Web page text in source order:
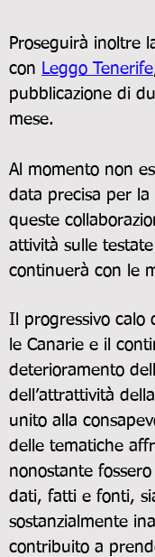
Proseguirà inoltre
con Leggo Tenerife
pubblicazione di
mese.
Al momento non
data precisa per la
queste
attività sulle
continuerà con le
Il progressivo calo
le Canarie e il
deterioramento
dell’attrattività
unito alla
delle tematiche
nonostante
dati, fatti e fonti,
sostanzialmente
contribuito a